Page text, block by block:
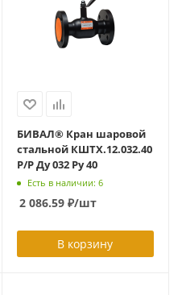
БИВАЛ® Кран шаровой
стальной КШТХ.12.032.40
Р/Р Ду 032 Ру 40
Есть в наличии: 6
2 086.59₽/шт
В корзину